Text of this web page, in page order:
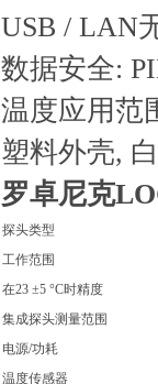
USB / LAN
数据安全:
温度应用范
塑料外壳,
罗卓尼克
探头类型
工作范围
在23 ±5 °C时精度
集成探头测量范围
电源/功耗
温度传感器